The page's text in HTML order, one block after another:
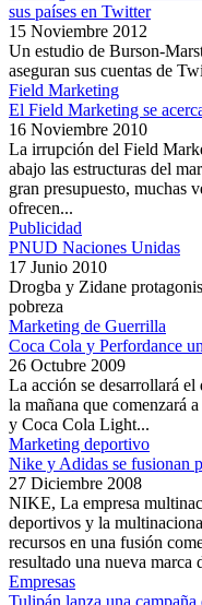
sus países en Twitter
15 Noviembre 2012
Un estudio de Burson-
aseguran sus cuentas de
Field Marketing
El Field Marketing se
16 Noviembre 2010
La irrupción del Field
abajo las estructuras del
gran presupuesto, muchas
ofrecen...
Publicidad
PNUD Naciones Unidas
17 Junio 2010
Drogba y Zidane
pobreza
Marketing de Guerrilla
Coca Cola y Perfordance
26 Octubre 2009
La acción se desarrollará
la mañana que comenzará
y Coca Cola Light...
Marketing deportivo
Nike y Adidas se fusionan
27 Diciembre 2008
NIKE, La empresa
deportivos y la
recursos en una fusión
resultado una nueva marca
Empresas
Tulipán lanza una